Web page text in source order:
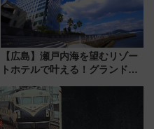
【広島】瀬戸内海を望むリゾー
トホテルで叶える！グランドプ
ディング＆カジュアルパーティ
ープラン